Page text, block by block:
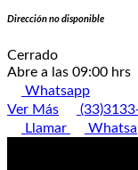
Dirección no disponible
Cerrado
Abre a las 09:00 hrs
Whatsapp
Ver Más
Llamar